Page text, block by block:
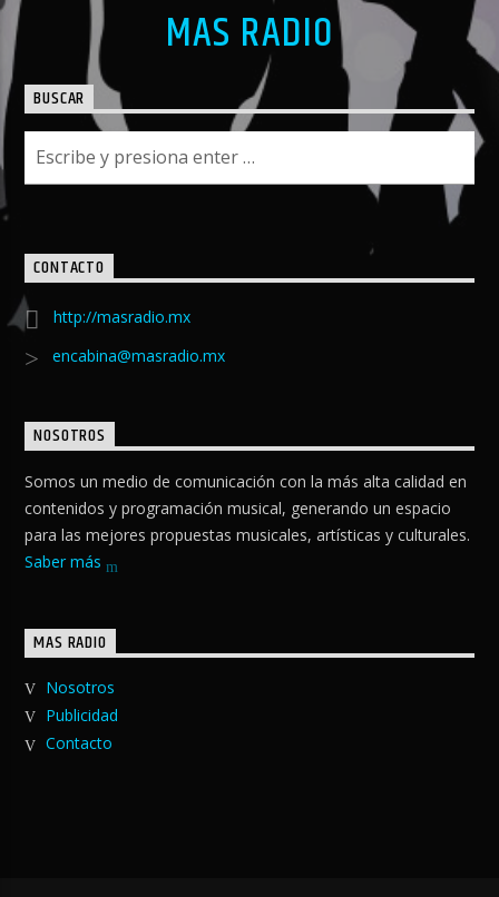
MAS RADIO
BUSCAR
CONTACTO
http://masradio.mx
encabina@masradio.mx
NOSOTROS
Somos un medio de comunicación con la más alta calidad en
contenidos y programación musical, generando un espacio
para las mejores propuestas musicales, artísticas y culturales.
Saber más
MAS RADIO
Nosotros
Publicidad
Contacto